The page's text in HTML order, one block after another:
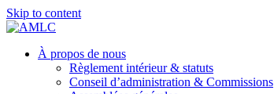
Skip to content
À propos de nous
Règlement intérieur & statuts
Conseil d’administration & Commissions